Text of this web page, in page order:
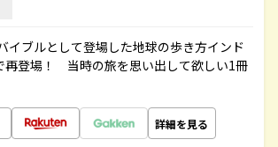
イブルとして登場した地球の歩き方インド
再登場！ 当時の旅を思い出して欲しい1冊
詳細を見る